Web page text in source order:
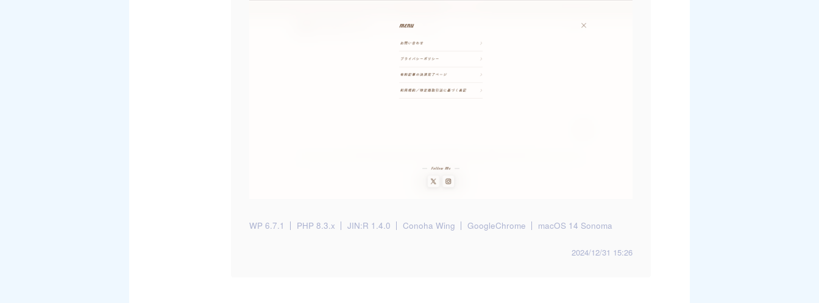
WP 6.7.1 PHP 8.3.x JIN:R 1.4.0 Conoha Wing GoogleChrome macOS 14 Sonoma
2024/12/31 15:26